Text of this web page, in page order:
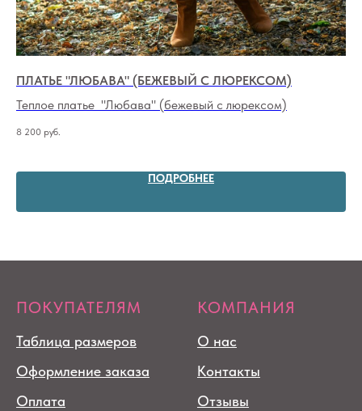
ПЛАТЬЕ "ЛЮБАВА" (БЕЖЕВЫЙ С ЛЮРЕКСОМ)
Теплое платье "Любава" (бежевый с люрексом)
8 200 руб.
ПОДРОБНЕЕ
ПОКУПАТЕЛЯМ
Таблица размеров
Оформление заказа
Оплата
КОМПАНИЯ
О нас
Контакты
Отзывы